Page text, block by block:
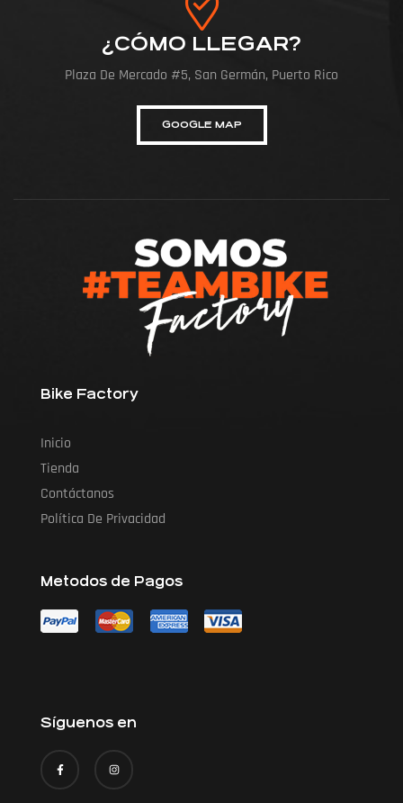
¿CÓMO LLEGAR?
Plaza De Mercado #5, San Germán, Puerto Rico
GOOGLE MAP
Bike Factory
Inicio
Tienda
Contáctanos
Política De Privacidad
Metodos de Pagos
Síguenos en